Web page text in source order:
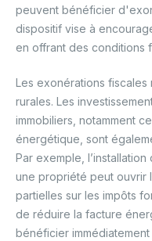
peuvent bénéficier
dispositif vise à
en offrant des conditions
Les exonérations fiscales
rurales. Les
immobiliers, notamment
énergétique, sont
Par exemple,
une propriété peut ouvrir
partielles sur les impôts
de réduire la facture
bénéficier immédiatement